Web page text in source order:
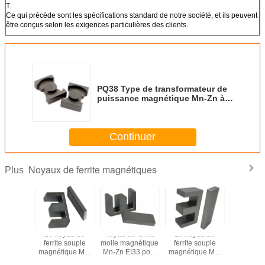
T.
Ce qui précède sont les spécifications standard de notre société, et ils peuvent
être conçus selon les exigences particulières des clients.
PQ38 Type de transformateur de
puissance magnétique Mn-Zn à
Continuer
Plus Noyaux de ferrite magnétiques
ferrite souple
magnétique Mn-
molle magnétique
Mn-Zn EI33 pour
ferrite souple
magnétique Mn-